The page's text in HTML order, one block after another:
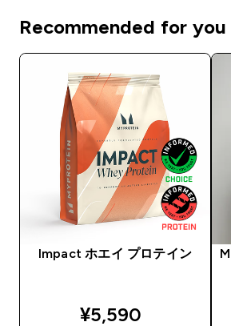
Recommended for you
Impact ホエイ プロテイン
discounted price
¥5,590‎